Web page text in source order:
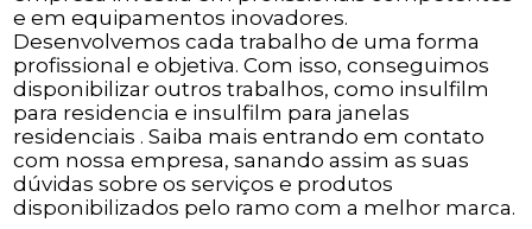
e em equipamentos inovadores.
Desenvolvemos cada trabalho de uma forma
profissional e objetiva. Com isso, conseguimos
disponibilizar outros trabalhos, como insulfilm
para residencia e insulfilm para janelas
residenciais . Saiba mais entrando em contato
com nossa empresa, sanando assim as suas
dúvidas sobre os serviços e produtos
disponibilizados pelo ramo com a melhor marca.